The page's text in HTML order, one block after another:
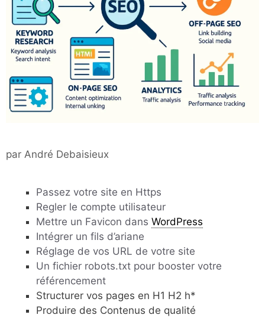
par André Debaisieux
Passez votre site en Https
Regler le compte utilisateur
Mettre un Favicon dans WordPress
Intégrer un fils d’ariane
Réglage de vos URL de votre site
Un fichier robots.txt pour booster votre
référencement
Structurer vos pages en H1 H2 h*
Produire des Contenus de qualité